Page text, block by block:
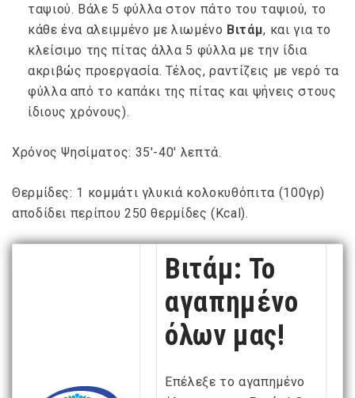
ταψιού. Βάλε 5 φύλλα στον πάτο του ταψιού, το
κάθε ένα αλειμμένο με λιωμένο Βιτάμ, και για το
κλείσιμο της πίτας άλλα 5 φύλλα με την ίδια
ακριβώς προεργασία. Τέλος, ραντίζεις με νερό τα
φύλλα από το καπάκι της πίτας και ψήνεις στους
ίδιους χρόνους).
Χρόνος Ψησίματος: 35′-40′ λεπτά.
Θερμίδες: 1 κομμάτι γλυκιά κολοκυθόπιτα (100γρ)
αποδίδει περίπου 250 θερμίδες (Kcal).
Βιτάμ: Το
αγαπημένο
όλων μας!
Επέλεξε το αγαπημένο
NEWSLETTER
Get ti
your favorite